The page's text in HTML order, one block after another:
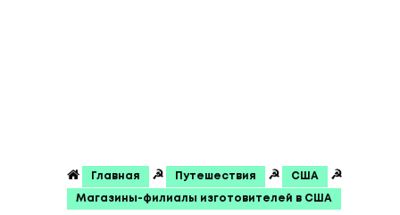
Главная ☭ Путешествия ☭ США ☭
Магазины-филиалы изготовителей в США